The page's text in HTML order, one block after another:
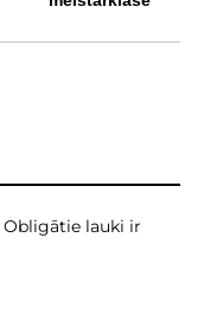
Obligātie lauki ir